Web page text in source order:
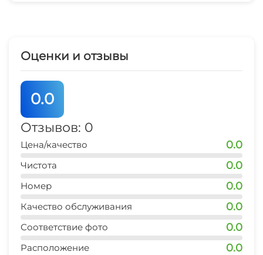
Оценки и отзывы
0.0
Отзывов: 0
Цена/качество 0.0
Чистота 0.0
Номер 0.0
Качество обслуживания 0.0
Соответствие фото 0.0
Расположение 0.0